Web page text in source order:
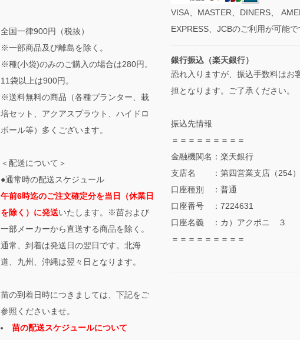
全国一律900円（税抜）
※一部商品及び離島を除く。
※種(小袋)のみのご購入の場合は280円。
11袋以上は900円。
※送料無料の商品（各種プランター、栽
培セット、アクアスプラウト、ハイドロ
ボール等）多くございます。
＜配送について＞
●通常時の配送スケジュール
午前6時迄のご注文確定分を当日（休業日
を除く）に発送いたします。※苗および
一部メーカーから直送する商品を除く。
通常、到着は発送日の翌日です。北海
道、九州、沖縄は翌々日となります。
苗の到着日時につきましては、下記をご
参照くださいませ。
苗の配送スケジュールについて
VISA、MASTER、DINERS、
EXPRESS、JCBのご利用が可能
銀行振込（楽天銀行）
恐れ入りますが、振込手数料はお
担となります。ご了承ください。
振込先情報
＝＝＝＝＝＝＝＝＝
金融機関名：楽天銀行
支店名 ：第四営業支店（254）
口座種別 ：普通
口座番号 ：7224631
口座名義 ：カ）アクポニ ３
＝＝＝＝＝＝＝＝＝